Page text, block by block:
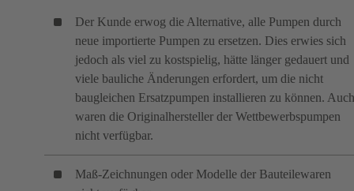
Der Kunde erwog die Alternative, alle Pumpen durch
neue importierte Pumpen zu ersetzen. Dies erwies sich
jedoch als viel zu kostspielig, hätte länger gedauert und
viele bauliche Änderungen erfordert, um die nicht
baugleichen Ersatzpumpen installieren zu können. Auch
waren die Originalhersteller der Wettbewerbspumpen
nicht verfügbar.
Maß-Zeichnungen oder Modelle der Bauteilewaren